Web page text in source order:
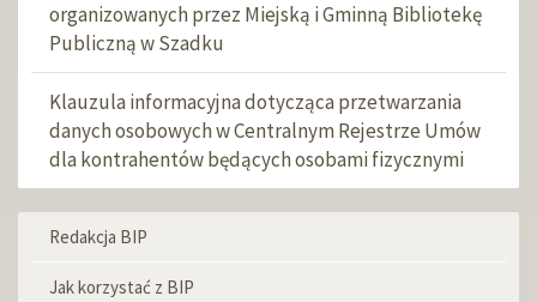
organizowanych przez Miejską i Gminną Bibliotekę
Publiczną w Szadku
Klauzula informacyjna dotycząca przetwarzania
danych osobowych w Centralnym Rejestrze Umów
dla kontrahentów będących osobami fizycznymi
Menu
Redakcja BIP
Jak korzystać z BIP